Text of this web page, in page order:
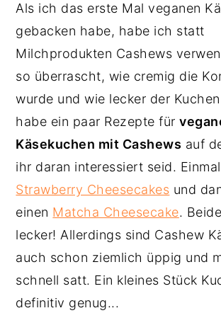
Als ich das erste Mal veganen
gebacken habe, habe ich statt
Milchprodukten Cashews
so überrascht, wie cremig die
wurde und wie lecker der
habe ein paar Rezepte für
Käsekuchen mit Cashews auf
ihr daran interessiert seid.
Strawberry Cheesecakes und
einen Matcha Cheesecake.
lecker! Allerdings sind Cashew
auch schon ziemlich üppig und
schnell satt. Ein kleines Stück
definitiv genug...